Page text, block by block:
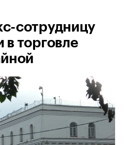
сотрудницу
торговле